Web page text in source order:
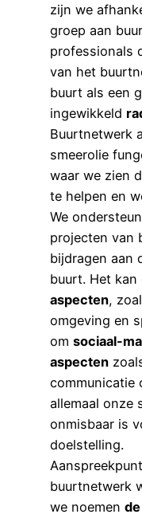
zijn we
groep aan
professionals
van het
buurt als een
ingewikkeld
Buurtnetwerk
smeerolie
waar we zien
te helpen en
We
projecten van
bijdragen aan
buurt. Het kan
aspecten,
omgeving en
om sociaal-
aspecten
communicatie
allemaal onze
onmisbaar is
doelstelling.
buurtnetwerk
we noemen